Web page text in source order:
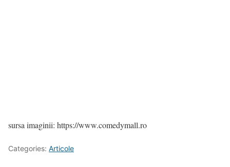
sursa imaginii: https://www.comedymall.ro
Categories: Articole